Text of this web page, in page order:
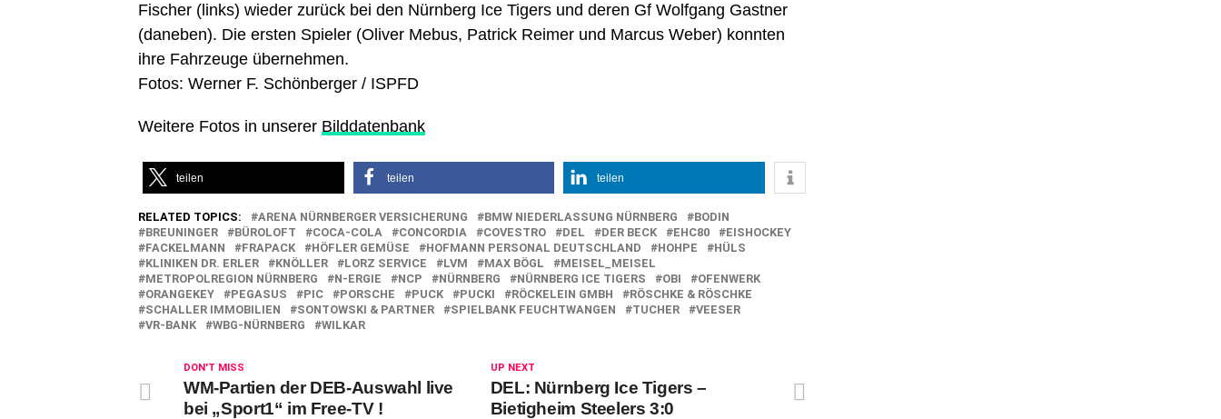
Fischer (links) wieder zurück bei den Nürnberg Ice Tigers und deren Gf Wolfgang Gastner
(daneben). Die ersten Spieler (Oliver Mebus, Patrick Reimer und Marcus Weber) konnten
ihre Fahrzeuge übernehmen.
Fotos: Werner F. Schönberger / ISPFD
Weitere Fotos in unserer Bilddatenbank
teilen teilen teilen
RELATED TOPICS: ARENA NÜRNBERGER VERSICHERUNG BMW NIEDERLASSUNG NÜRNBERG
BODIN
BREUNINGER
BÜROLOFT COCA-COLA CONCORDIA COVESTRO DEL DER BECK EHC80
EISHOCKEY
FACKELMANN
FRAPACK HÖFLER GEMÜSE HOFMANN PERSONAL DEUTSCHLAND HOHPE
HÜLS
KLINIKEN DR. ERLER
KNÖLLER LORZ SERVICE LVM MAX BÖGL
MEISEL_MEISEL
METROPOLREGION NÜRNBERG
N-ERGIE NCP NÜRNBERG NÜRNBERG ICE TIGERS OBI
OFENWERK
ORANGEKEY
PEGASUS PIC PORSCHE PUCK PUCKI RÖCKELEIN GMBH
RÖSCHKE & RÖSCHKE
SCHALLER IMMOBILIEN
SONTOWSKI & PARTNER SPIELBANK FEUCHTWANGEN TUCHER
VEESER
VR-BANK
WBG-NÜRNBERG WILKAR
UP NEXT
DEL: Nürnberg Ice Tigers –
Bietigheim Steelers 3:0
DON'T MISS
WM-Partien der DEB-Auswahl live
bei „Sport1“ im Free-TV !